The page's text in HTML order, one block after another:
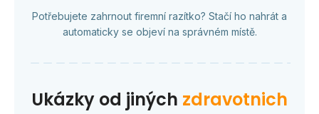
Potřebujete zahrnout firemní razítko? Stačí ho nahrát a
automaticky se objeví na správném místě.
Ukázky od jiných zdravotnich